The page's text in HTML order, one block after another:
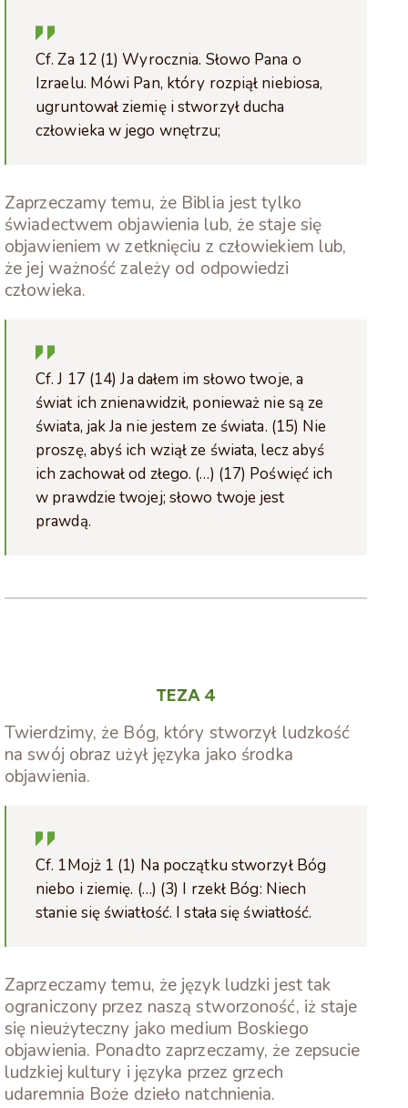
Cf. Za 12 (1) Wyrocznia. Słowo Pana o
Izraelu. Mówi Pan, który rozpiął niebiosa,
ugruntował ziemię i stworzył ducha
człowieka w jego wnętrzu;
Zaprzeczamy temu, że Biblia jest tylko
świadectwem objawienia lub, że staje się
objawieniem w zetknięciu z człowiekiem lub,
że jej ważność zależy od odpowiedzi
człowieka.
Cf. J 17 (14) Ja dałem im słowo twoje, a
świat ich znienawidził, ponieważ nie są ze
świata, jak Ja nie jestem ze świata. (15) Nie
proszę, abyś ich wziął ze świata, lecz abyś
ich zachował od złego. (…) (17) Poświęć ich
w prawdzie twojej; słowo twoje jest
prawdą.
TEZA 4
Twierdzimy, że Bóg, który stworzył ludzkość
na swój obraz użył języka jako środka
objawienia.
Cf. 1Mojż 1 (1) Na początku stworzył Bóg
niebo i ziemię. (…) (3) I rzekł Bóg: Niech
stanie się światłość. I stała się światłość.
Zaprzeczamy temu, że język ludzki jest tak
ograniczony przez naszą stworzoność, iż staje
się nieużyteczny jako medium Boskiego
objawienia. Ponadto zaprzeczamy, że zepsucie
ludzkiej kultury i języka przez grzech
udaremnia Boże dzieło natchnienia.